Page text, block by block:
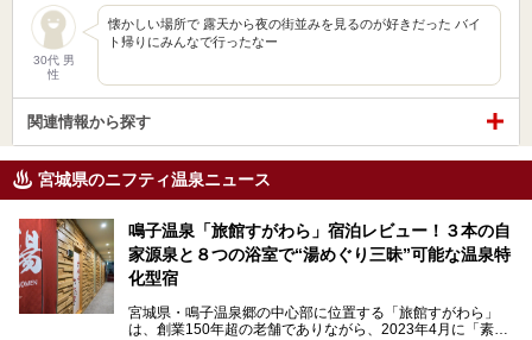
30代 男
性
懐かしい場所で 露天から夜の街並みを見るのが好きだった バイ
ト帰りにみんなで行ったなー
関連情報から探す
宮城県のニフティ温泉ニュース
鳴子温泉「旅館すがわら」宿泊レビュー！３本の自
家源泉と８つの浴室で“湯めぐり三昧”可能な温泉特
化型宿
宮城県・鳴子温泉郷の中心部に位置する「旅館すがわら」
は、創業150年超の老舗でありながら、2023年4月に「素泊